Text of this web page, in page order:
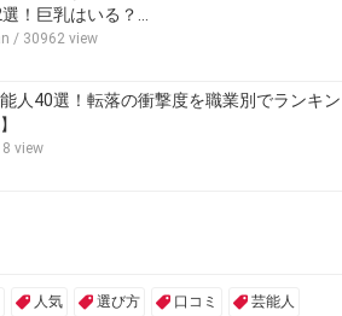
！巨乳はいる？…
/ 30962 view
人40選！転落の衝撃度を職業別でランキン
view
人気 選び方 口コミ 芸能人